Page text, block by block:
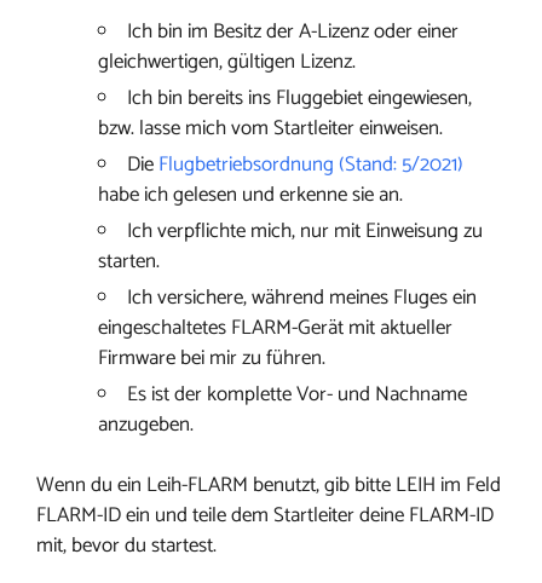
Ich bin im Besitz der A-Lizenz oder einer
gleichwertigen, gültigen Lizenz.
Ich bin bereits ins Fluggebiet eingewiesen,
bzw. lasse mich vom Startleiter einweisen.
DieFlugbetriebsordnung (Stand: 5/2021)
habe ich gelesen und erkenne sie an.
Ich verpflichte mich, nur mit Einweisung zu
starten.
Ich versichere, während meines Fluges ein
eingeschaltetes FLARM-Gerät mit aktueller
Firmware bei mir zu führen.
Es ist der komplette Vor- und Nachname
anzugeben.
Wenn du ein Leih-FLARM benutzt, gib bitte LEIH im Feld
FLARM-ID ein und teile dem Startleiter deine FLARM-ID
mit, bevor du startest.